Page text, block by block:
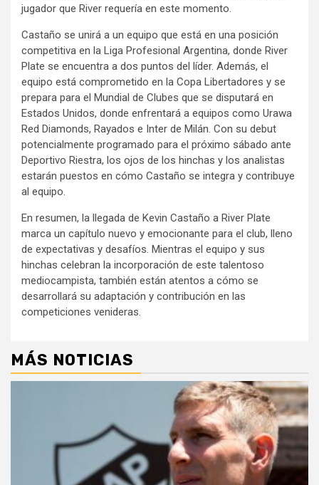
jugador que River requería en este momento.
Castaño se unirá a un equipo que está en una posición
competitiva en la Liga Profesional Argentina, donde River
Plate se encuentra a dos puntos del líder. Además, el
equipo está comprometido en la Copa Libertadores y se
prepara para el Mundial de Clubes que se disputará en
Estados Unidos, donde enfrentará a equipos como Urawa
Red Diamonds, Rayados e Inter de Milán. Con su debut
potencialmente programado para el próximo sábado ante
Deportivo Riestra, los ojos de los hinchas y los analistas
estarán puestos en cómo Castaño se integra y contribuye
al equipo.
En resumen, la llegada de Kevin Castaño a River Plate
marca un capítulo nuevo y emocionante para el club, lleno
de expectativas y desafíos. Mientras el equipo y sus
hinchas celebran la incorporación de este talentoso
mediocampista, también están atentos a cómo se
desarrollará su adaptación y contribución en las
competiciones venideras.
MÁS NOTICIAS